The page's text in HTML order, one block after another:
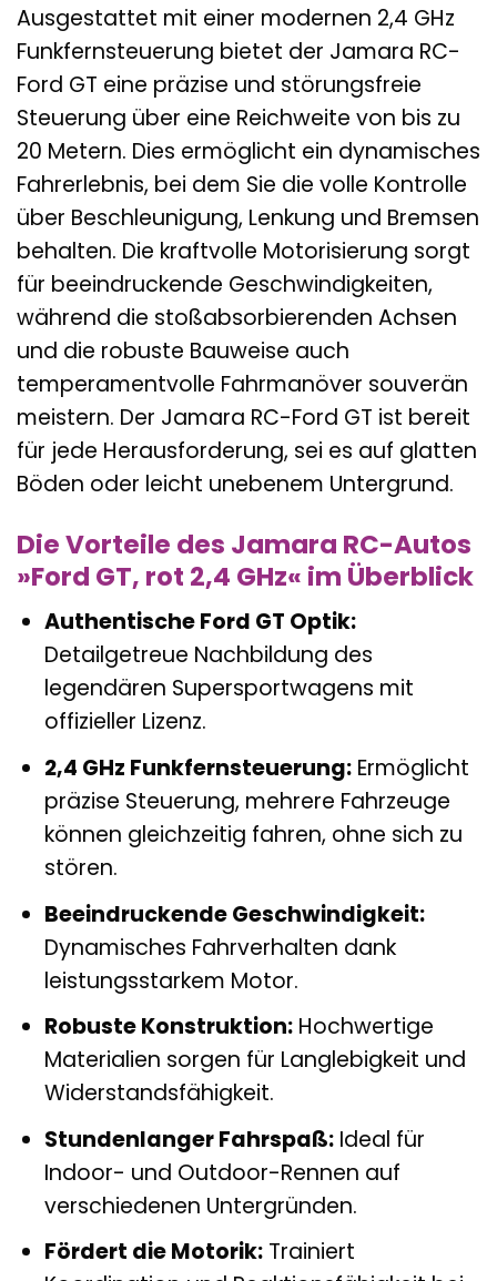
Ausgestattet mit einer modernen 2,4 GHz
Funkfernsteuerung bietet der Jamara RC-
Ford GT eine präzise und störungsfreie
Steuerung über eine Reichweite von bis zu
20 Metern. Dies ermöglicht ein dynamisches
Fahrerlebnis, bei dem Sie die volle Kontrolle
über Beschleunigung, Lenkung und Bremsen
behalten. Die kraftvolle Motorisierung sorgt
für beeindruckende Geschwindigkeiten,
während die stoßabsorbierenden Achsen
und die robuste Bauweise auch
temperamentvolle Fahrmanöver souverän
meistern. Der Jamara RC-Ford GT ist bereit
für jede Herausforderung, sei es auf glatten
Böden oder leicht unebenem Untergrund.
Die Vorteile des Jamara RC-Autos
»Ford GT, rot 2,4 GHz« im Überblick
Authentische Ford GT Optik:
Detailgetreue Nachbildung des
legendären Supersportwagens mit
offizieller Lizenz.
2,4 GHz Funkfernsteuerung:Ermöglicht
präzise Steuerung, mehrere Fahrzeuge
können gleichzeitig fahren, ohne sich zu
stören.
Beeindruckende Geschwindigkeit:
Dynamisches Fahrverhalten dank
leistungsstarkem Motor.
Robuste Konstruktion:Hochwertige
Materialien sorgen für Langlebigkeit und
Widerstandsfähigkeit.
Stundenlanger Fahrspaß:Ideal für
Indoor- und Outdoor-Rennen auf
verschiedenen Untergründen.
Fördert die Motorik:Trainiert